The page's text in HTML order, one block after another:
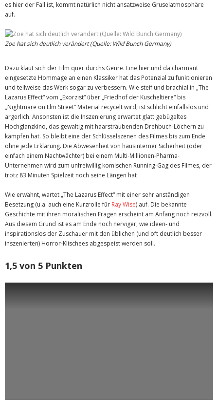
es hier der Fall ist, kommt natürlich nicht ansatzweise Gruselatmosphäre
auf.
Zoe hat sich deutlich verändert (Quelle: Wild Bunch Germany)
Dazu klaut sich der Film quer durchs Genre. Eine hier und da charmant
eingesetzte Hommage an einen Klassiker hat das Potenzial zu funktionieren
und teilweise das Werk sogar zu verbessern. Wie steif und brachial in „The
Lazarus Effect“ vom „Exorzist“ über „Friedhof der Kuscheltiere“ bis
„Nightmare on Elm Street“ Material recycelt wird, ist schlicht einfallslos und
ärgerlich. Ansonsten ist die Inszenierung erwartet glatt gebügeltes
Hochglanzkino, das gewaltig mit haarsträubenden Drehbuch-Löchern zu
kämpfen hat. So bleibt eine der Schlüsselszenen des Filmes bis zum Ende
ohne jede Erklärung. Die Abwesenheit von hausinterner Sicherheit (oder
einfach einem Nachtwächter) bei einem Multi-Millionen-Pharma-
Unternehmen wird zum unfreiwillig komischen Running-Gag des Filmes, der
trotz 83 Minuten Spielzeit noch seine Längen hat
Wie erwähnt, wartet „The Lazarus Effect“ mit einer sehr anständigen
Besetzung (u.a. auch eine Kurzrolle für Ray Wise) auf. Die bekannte
Geschichte mit ihren moralischen Fragen erscheint am Anfang noch reizvoll.
Aus diesem Grund ist es am Ende noch nerviger, wie ideen- und
inspirationslos der Zuschauer mit den üblichen (und oft deutlich besser
inszenierten) Horror-Klischees abgespeist werden soll.
1,5 von 5 Punkten